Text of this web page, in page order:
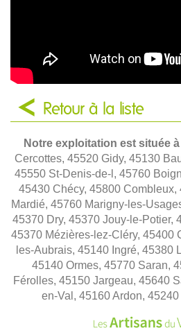
Retour à la liste
Notre exploitation est située
Cercottes, 45520 Gidy, 45130
45550 St-Denis-de-l, 45760
45430 Chécy, 45800
Mardié, 45760 Marigny-les-
45370 Dry, 45370 Jouy-le-Potier,
45370 Mézières-lez-Cléry, 45400
les-Aubrais, 45140 Ingré, 45380
45140 Ormes, 45770 Saran,
Férolles, 45150 Jargeau, 45640
en-Val, 45160 Ardon,